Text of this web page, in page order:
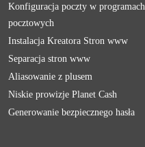
Konfiguracja poczty w programach
pocztowych
Instalacja Kreatora Stron www
Separacja stron www
Aliasowanie z plusem
Niskie prowizje Planet Cash
Generowanie bezpiecznego hasła